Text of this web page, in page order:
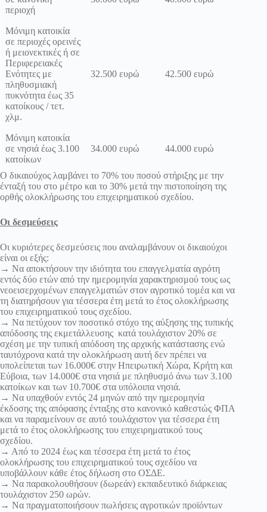
περιοχή
Μόνιμη κατοικία
σε περιοχές ορεινές
ή μειονεκτικές ή σε
Περιφερειακές
Ενότητες με
πληθυσμιακή
πυκνότητα έως 35
κατοίκους / τετ.
χλμ.
32.500 ευρώ 42.500 ευρώ
Μόνιμη κατοικία
σε νησιά έως 3.100
κατοίκων
34.000 ευρώ 44.000 ευρώ
Ο δικαιούχος λαμβάνει το 70% του ποσού στήριξης με την
ένταξή του στο μέτρο και το 30% μετά την πιστοποίηση της
ορθής ολοκλήρωσης του επιχειρηματικού σχεδίου.
Οι δεσμεύσεις
Οι κυριότερες δεσμεύσεις που αναλαμβάνουν οι δικαιούχοι
είναι οι εξής:
→ Να αποκτήσουν την ιδιότητα του επαγγελματία αγρότη
εντός δύο ετών από την ημερομηνία χαρακτηρισμού τους ως
νεοεισερχομένων επαγγελματιών στον αγροτικό τομέα και να
τη διατηρήσουν για τέσσερα έτη μετά το έτος ολοκλήρωσης
του επιχειρηματικού τους σχεδίου.
→ Να πετύχουν τον ποσοτικό στόχο της αύξησης της τυπικής
απόδοσης της εκμετάλλευσης κατά τουλάχιστον 20% σε
σχέση με την τυπική απόδοση της αρχικής κατάστασης ενώ
ταυτόχρονα κατά την ολοκλήρωση αυτή δεν πρέπει να
υπολείπεται των 16.000€ στην Ηπειρωτική Χώρα, Κρήτη και
Εύβοια, των 14.000€ στα νησιά με πληθυσμό άνω των 3.100
κατοίκων και των 10.700€ στα υπόλοιπα νησιά.
→ Να υπαχθούν εντός 24 μηνών από την ημερομηνία
έκδοσης της απόφασης ένταξης στο κανονικό καθεστώς ΦΠΑ
και να παραμείνουν σε αυτό τουλάχιστον για τέσσερα έτη
μετά το έτος ολοκλήρωσης του επιχειρηματικού τους
σχεδίου.
→ Από το 2024 έως και τέσσερα έτη μετά το έτος
ολοκλήρωσης του επιχειρηματικού τους σχεδίου να
υποβάλλουν κάθε έτος δήλωση στο ΟΣΔΕ.
→ Να παρακολουθήσουν (δωρεάν) εκπαιδευτικό διάρκειας
τουλάχιστον 250 ωρών.
→ Να πραγματοποιήσουν πωλήσεις αγροτικών προϊόντων